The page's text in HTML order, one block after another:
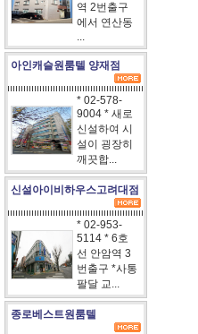
역 2번출구
에서 연산동
...
아인캐슬원룸텔 양재점
* 02-578-
9004 * 새로
신설하여 시
설이 굉장히
깨끗합...
신설아이비하우스고려대점
* 02-953-
5114 * 6호
선 안암역 3
번출구 *사통
팔달 교...
종로베스트원룸텔